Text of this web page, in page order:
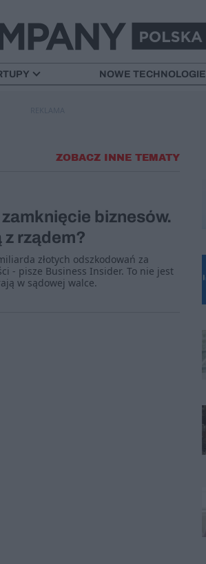
NOWE TECHNOLOGIE
ZOBACZ INNE TEMATY
biznesów.
rządem?
złotych odszkodowań za
- pisze Business Insider. To nie jest
w sądowej walce.